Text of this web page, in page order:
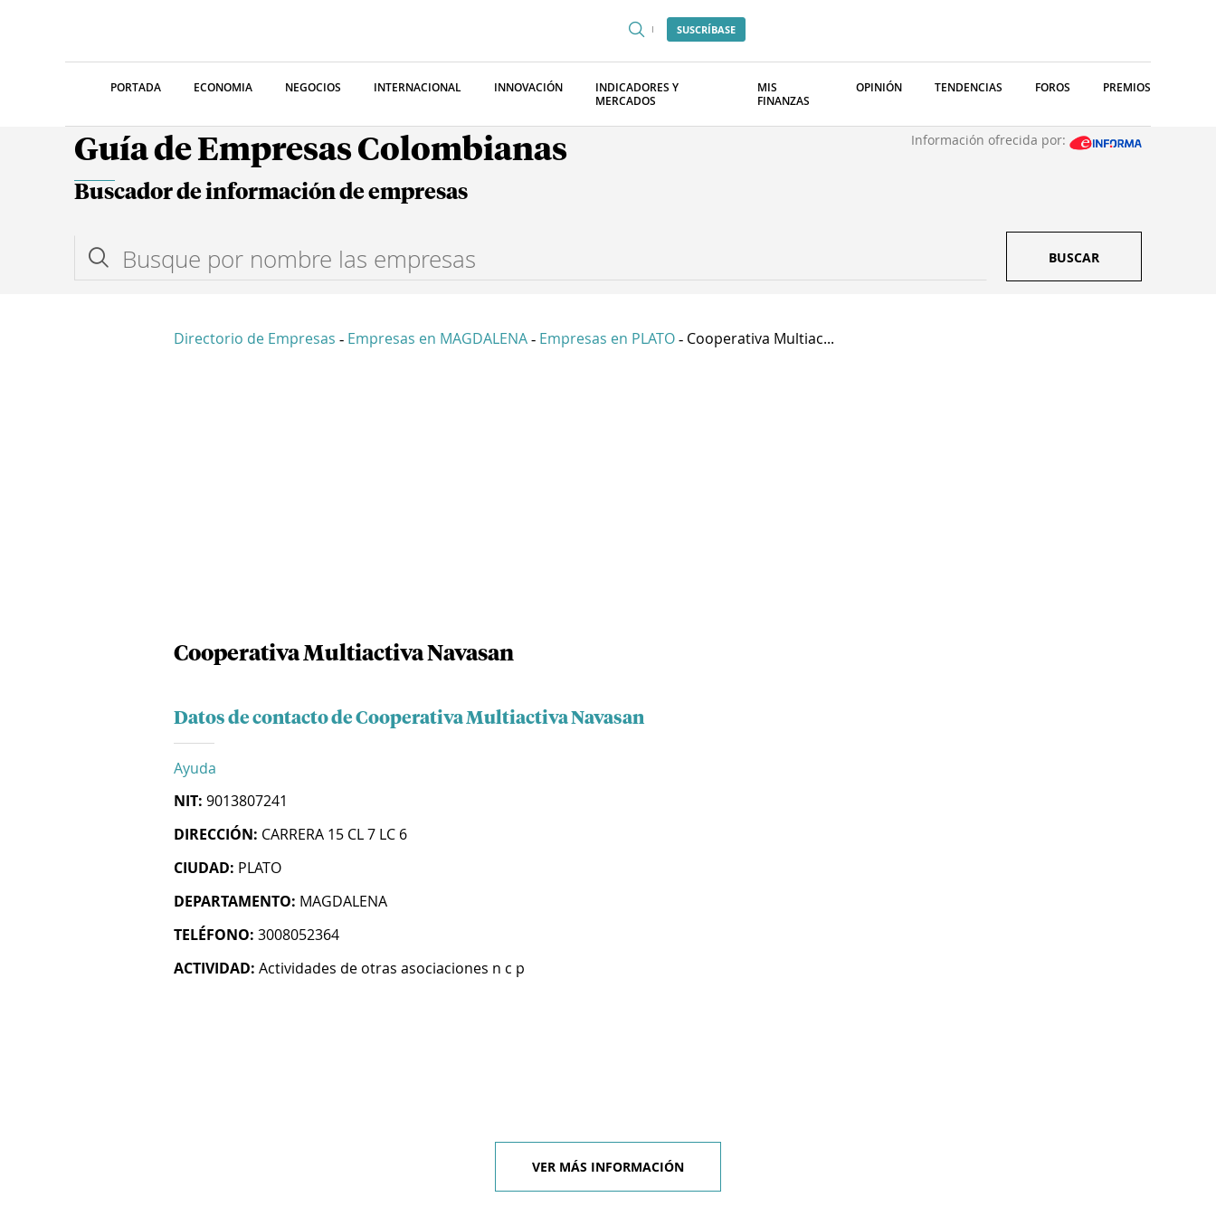
SUSCRÍBASE
PORTADA ECONOMIA NEGOCIOS INTERNACIONAL INNOVACIÓN
INDICADORES Y
MERCADOS
MIS
FINANZAS
OPINIÓN TENDENCIAS FOROS PREMIOS
Guía de Empresas Colombianas Información ofrecida por:
Buscador de información de empresas
BUSCAR
Directorio de Empresas - Empresas en MAGDALENA - Empresas en PLATO - Cooperativa Multiac...
Cooperativa Multiactiva Navasan
Datos de contacto de Cooperativa Multiactiva Navasan
Ayuda
NIT: 9013807241
DIRECCIÓN: CARRERA 15 CL 7 LC 6
CIUDAD: PLATO
DEPARTAMENTO: MAGDALENA
TELÉFONO: 3008052364
ACTIVIDAD: Actividades de otras asociaciones n c p
VER MÁS INFORMACIÓN